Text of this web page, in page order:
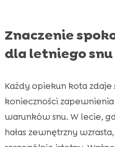
Znaczenie
dla letniego
Każdy opiekun kota zdaje
konieczności
warunków snu. W lecie,
hałas zewnętrzny